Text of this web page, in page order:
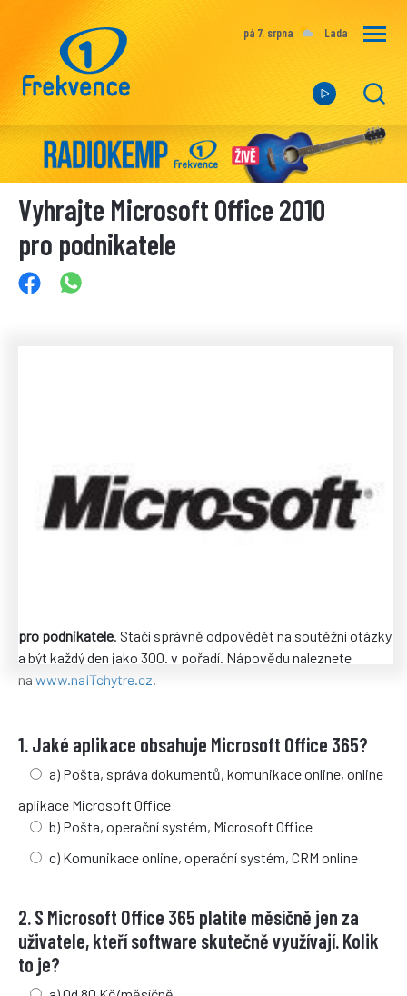
pá 7. srpna Lada
Vyhrajte Microsoft Office 2010
pro podnikatele
pro podnikatele . Stačí správně odpovědět na soutěžní otázky
a být každý den jako 300. v pořadí. Nápovědu naleznete
na www.naITchytre.cz
1. Jaké aplikace obsahuje Microsoft Office 365?
a) Pošta, správa dokumentů, komunikace online, online
aplikace Microsoft Office
b) Pošta, operační systém, Microsoft Office
c) Komunikace online, operační systém, CRM online
2. S Microsoft Office 365 platíte měsíčně jen za
uživatele, kteří software skutečně využívají. Kolik
to je?